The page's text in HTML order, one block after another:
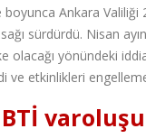
Ankara Valiliği
sürdürdü. Nisan
olacağı yönündeki
ve etkinlikleri